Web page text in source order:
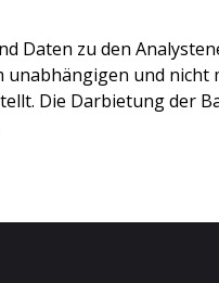
Daten zu den
unabhängigen und nicht
Die Darbietung der